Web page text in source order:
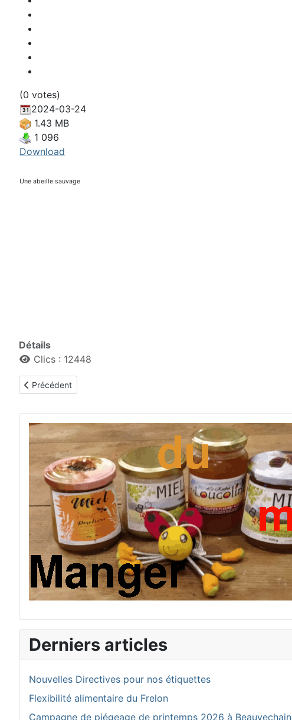
(0 votes)
2024-03-24
1.43 MB
1 096
Download
Une abeille sauvage
Détails
Clics : 12448
Article précédent : extraction 20 et 21 juin 2023
Précédent
Derniers articles
Nouvelles Directives pour nos étiquettes
Flexibilité alimentaire du Frelon
Campagne de piégeage de printemps 2026 à Beauvechain